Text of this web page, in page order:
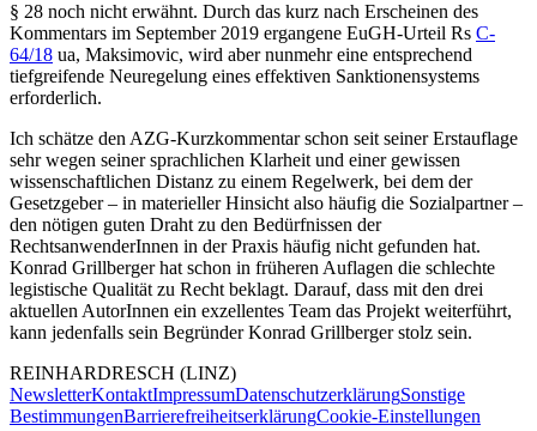
§ 28 noch nicht erwähnt. Durch das kurz nach Erscheinen des
Kommentars im September 2019 ergangene EuGH-Urteil Rs C-
64/18 ua, Maksimovic, wird aber nunmehr eine entsprechend
tiefgreifende Neuregelung eines effektiven Sanktionensystems
erforderlich.
Ich schätze den AZG-Kurzkommentar schon seit seiner Erstauflage
sehr wegen seiner sprachlichen Klarheit und einer gewissen
wissenschaftlichen Distanz zu einem Regelwerk, bei dem der
Gesetzgeber – in materieller Hinsicht also häufig die Sozialpartner –
den nötigen guten Draht zu den Bedürfnissen der
RechtsanwenderInnen in der Praxis häufig nicht gefunden hat.
Konrad Grillbergerhat schon in früheren Auflagen die schlechte
legistische Qualität zu Recht beklagt. Darauf, dass mit den drei
aktuellen AutorInnen ein exzellentes Team das Projekt weiterführt,
kann jedenfalls sein BegründerKonrad Grillbergerstolz sein.
REINHARDRESCH (LINZ)
NewsletterKontaktImpressumDatenschutzerklärungSonstige
BestimmungenBarrierefreiheitserklärungCookie-Einstellungen